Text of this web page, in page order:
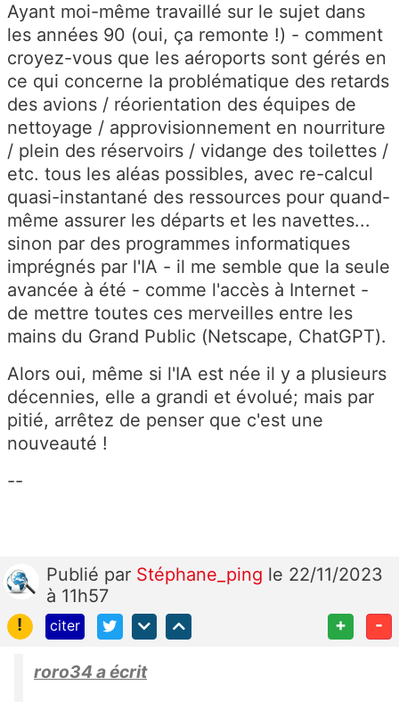
Ayant moi-même travaillé sur le sujet dans
les années 90 (oui, ça remonte !) - comment
croyez-vous que les aéroports sont gérés en
ce qui concerne la problématique des retards
des avions / réorientation des équipes de
nettoyage / approvisionnement en nourriture
/ plein des réservoirs / vidange des toilettes /
etc. tous les aléas possibles, avec re-calcul
quasi-instantané des ressources pour quand-
même assurer les départs et les navettes...
sinon par des programmes informatiques
imprégnés par l'IA - il me semble que la seule
avancée à été - comme l'accès à Internet -
de mettre toutes ces merveilles entre les
mains du Grand Public (Netscape, ChatGPT).
Alors oui, même si l'IA est née il y a plusieurs
décennies, elle a grandi et évolué; mais par
pitié, arrêtez de penser que c'est une
nouveauté !
--
Publié par Stéphane_ping le 22/11/2023
à 11h57
!
citer + -
roro34 a écrit